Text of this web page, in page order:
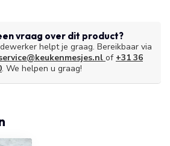
vraag over dit product?
helpt je graag. Bereikbaar via
of +31 36
. We helpen u graag!